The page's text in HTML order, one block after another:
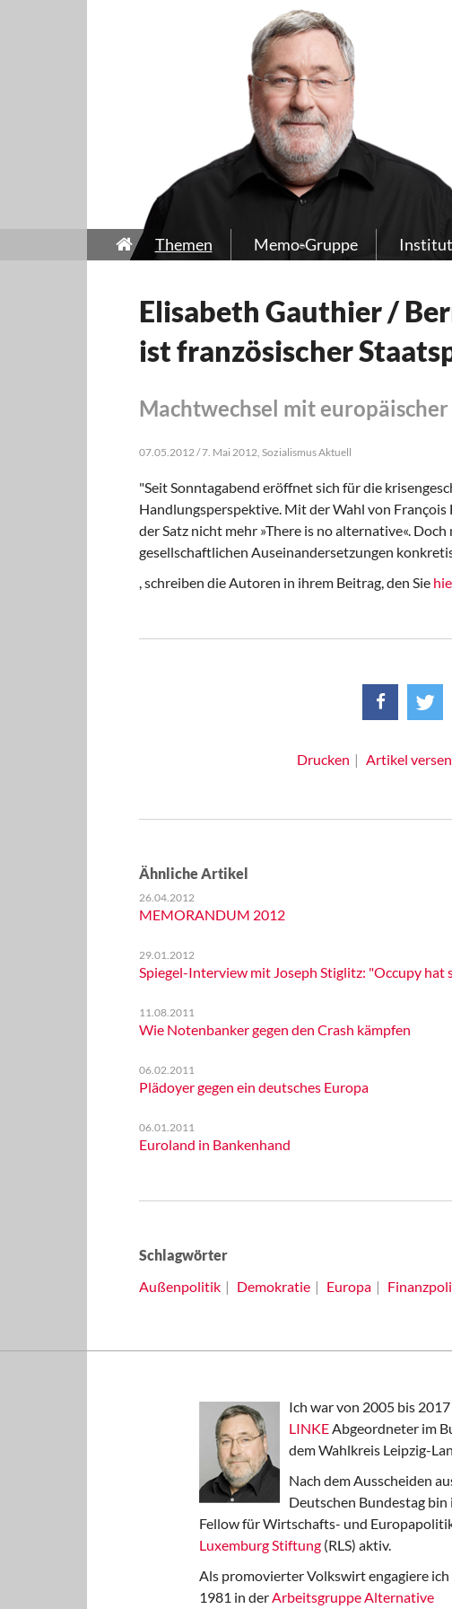
Themen Memo-Gruppe Institut
Elisabeth Gauthier /
ist französischer
Machtwechsel mit
07.05.2012 / 7. Mai 2012, Sozialismus Aktuell
"Seit Sonntagabend eröffnet sich für die
Handlungsperspektive. Mit der Wahl von
der Satz nicht mehr »There is no alternative«.
gesellschaftlichen Auseinandersetzungen
, schreiben die Autoren in ihrem Beitrag, den Sie
Drucken Artikel
Ähnliche Artikel
26.04.2012
MEMORANDUM 2012
29.01.2012
Spiegel-Interview mit Joseph Stiglitz: "Occupy hat
11.08.2011
Wie Notenbanker gegen den Crash kämpfen
06.02.2011
Plädoyer gegen ein deutsches Europa
06.01.2011
Euroland in Bankenhand
Schlagwörter
Außenpolitik
Demokratie Europa
Ich war von 2005 bis
LINKEAbgeordneter im
dem Wahlkreis Leipzig-
Nach dem Ausscheiden
Deutschen Bundestag bin
Fellow für Wirtschafts- und
Luxemburg Stiftung (RLS) aktiv.
Als promovierter Volkswirt engagiere ich
1981 in derArbeitsgruppe Alternative